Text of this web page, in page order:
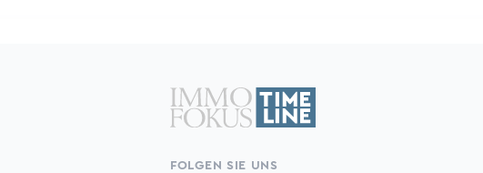
FOLGEN SIE UNS